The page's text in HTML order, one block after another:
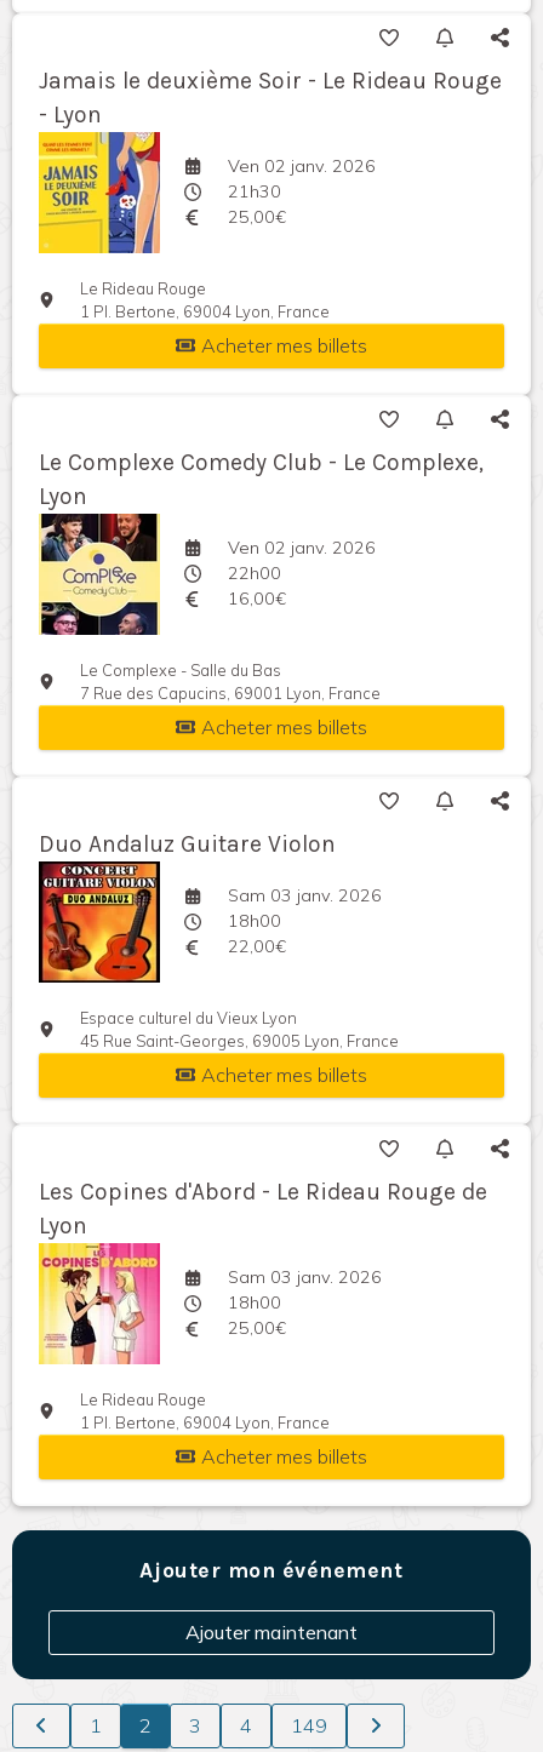
Jamais le deuxième Soir - Le Rideau Rouge
- Lyon
Ven 02 janv. 2026
21h30
25,00€
Le Rideau Rouge
1 Pl. Bertone, 69004 Lyon, France
Acheter mes billets
Le Complexe Comedy Club - Le Complexe,
Lyon
Ven 02 janv. 2026
22h00
16,00€
Le Complexe - Salle du Bas
7 Rue des Capucins, 69001 Lyon, France
Acheter mes billets
Duo Andaluz Guitare Violon
Sam 03 janv. 2026
18h00
22,00€
Espace culturel du Vieux Lyon
45 Rue Saint-Georges, 69005 Lyon, France
Acheter mes billets
Les Copines d'Abord - Le Rideau Rouge de
Lyon
Sam 03 janv. 2026
18h00
25,00€
Le Rideau Rouge
1 Pl. Bertone, 69004 Lyon, France
Acheter mes billets
Ajouter mon événement
Ajouter maintenant
1 2 3 4 149